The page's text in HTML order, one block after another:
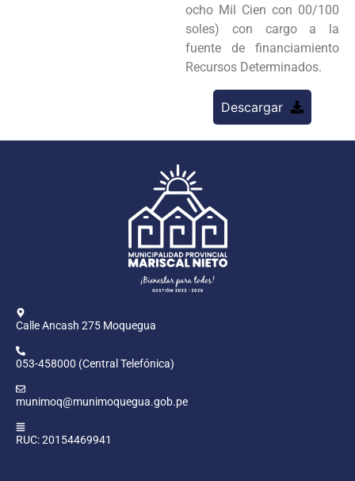
ocho Mil Cien con 00/100
soles) con cargo a la
fuente de financiamiento
Recursos Determinados.
Descargar
Calle Ancash 275 Moquegua
053-458000 (Central Telefónica)
munimoq@munimoquegua.gob.pe
RUC: 20154469941